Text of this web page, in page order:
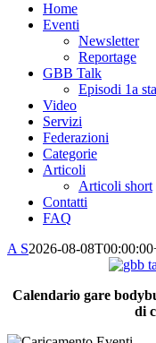
Home
Eventi
Newsletter
Reportage
GBB Talk
Episodi 1a
Video
Servizi
Federazioni
Categorie
Articoli
Articoli short
Contatti
FAQ
A S2026-08-
Calendario gare
di